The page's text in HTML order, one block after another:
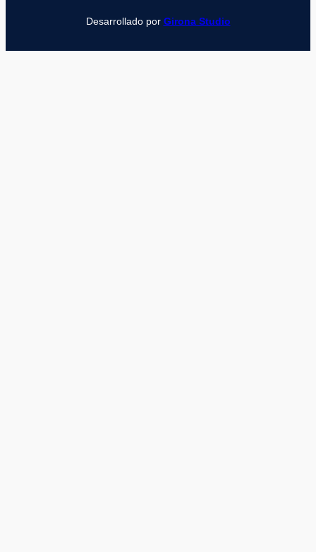
Desarrollado por Girona Studio